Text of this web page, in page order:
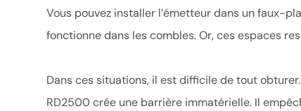
Vous pouvez installer l’émetteur dans un faux-
fonctionne dans les combles. Or, ces espaces
Dans ces situations, il est difficile de tout
RD2500 crée une barrière immatérielle. Il